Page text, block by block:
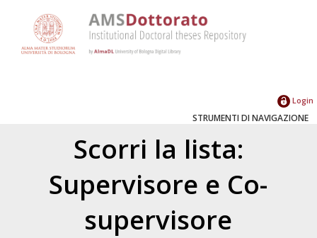
Login
STRUMENTI DI NAVIGAZIONE
Scorri la lista:
Supervisore e Co-
supervisore